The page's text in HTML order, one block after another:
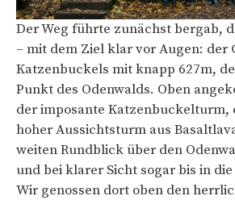
Der Weg führte zunächst bergab,
– mit dem Ziel klar vor Augen: der
Katzenbuckels mit knapp 627m,
Punkt des Odenwalds. Oben
der imposante Katzenbuckelturm,
hoher Aussichtsturm aus
weiten Rundblick über den
und bei klarer Sicht sogar bis in
Wir genossen dort oben den